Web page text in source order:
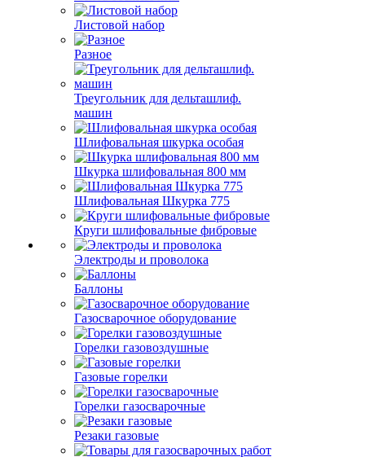
Листовой набор
Разное
Треугольник для дельташлиф.
машин
Шлифовальная шкурка особая
Шкурка шлифовальная 800 мм
Шлифовальная Шкурка 775
Круги шлифовальные фибровые
Электроды и проволока
Баллоны
Газосварочное оборудование
Горелки газовоздушные
Газовые горелки
Горелки газосварочные
Резаки газовые